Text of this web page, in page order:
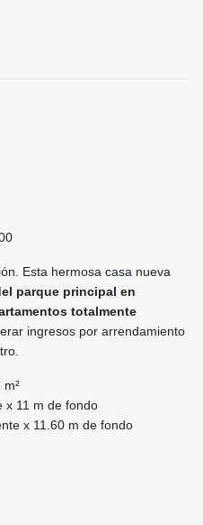
Esta hermosa casa nueva
parque principal en
totalmente
ingresos por arrendamiento
m²
x 11 m de fondo
x 11.60 m de fondo